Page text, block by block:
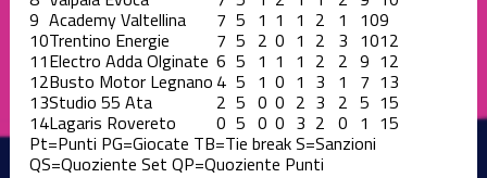
9 Academy Valtellina 7 5 1 1 1 2 1 109
10Trentino Energie 7 5 2 0 1 2 3 1012
11Electro Adda Olginate 6 5 1 1 1 2 2 9 12
12Busto Motor Legnano 4 5 1 0 1 3 1 7 13
13Studio 55 Ata 2 5 0 0 2 3 2 5 15
14Lagaris Rovereto 0 5 0 0 3 2 0 1 15
Pt=Punti PG=Giocate TB=Tie breakS=Sanzioni
QS=Quoziente Set QP=Quoziente Punti